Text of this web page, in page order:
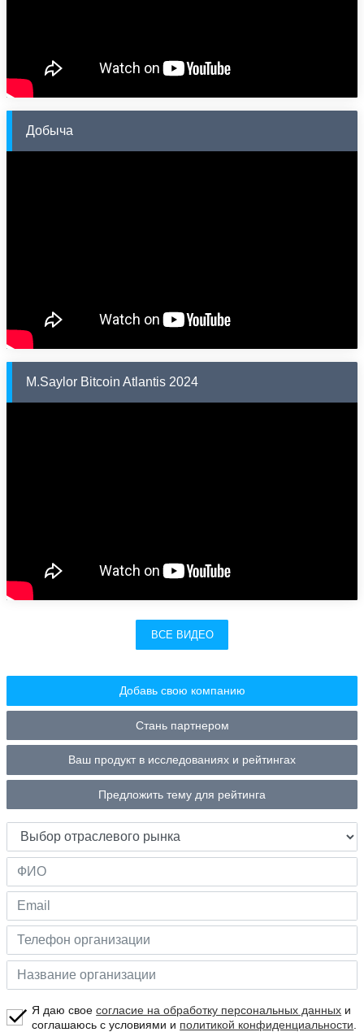
Добыча
M.Saylor Bitcoin Atlantis 2024
ВСЕ ВИДЕО
Добавь свою компанию
Стань партнером
Ваш продукт в исследованиях и рейтингах
Предложить тему для рейтинга
Я даю своесогласие на обработку персональных данных и
соглашаюсь с условиями и политикой конфиденциальности